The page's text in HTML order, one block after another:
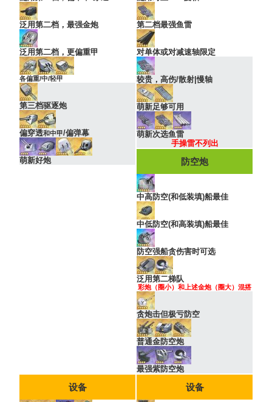
泛用第二档，最强金炮
泛用第二档，更偏重甲
各偏重/中/轻甲
第三档驱逐炮
偏穿透和中甲/偏弹幕
萌新好炮
第二档最强鱼雷
对单体或对减速轴限定
较贵，高伤/散射|慢轴
萌新足够可用
萌新次选鱼雷
手操雷不列出
防空炮
中高防空(和低装填)船最佳
中低防空(和高装填)船最佳
防空强船贪伤害时可选
泛用第二梯队
彩炮（圈小）和上述金炮（圈大）混搭
贪炮击但极亏防空
普通金防空炮
最强紫防空炮
设备 设备